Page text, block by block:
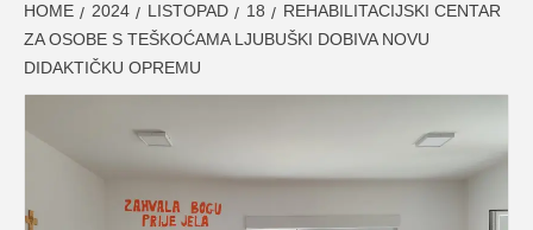
HOME 2024 LISTOPAD 18
REHABILITACIJSKI CENTAR
ZA OSOBE S TEŠKOĆAMA LJUBUŠKI DOBIVA NOVU
DIDAKTIČKU OPREMU